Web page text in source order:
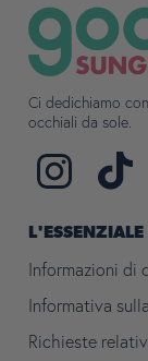
Ci dedichiamo
occhiali da sole.
Seguici
su
Instagram
L'ESSENZIALE
Informazioni di
Informativa
Richieste